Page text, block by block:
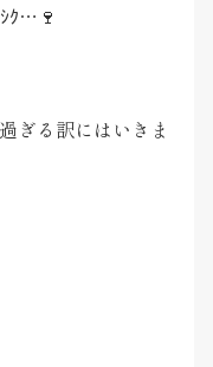
ｸ…🍷
ぎる訳にはいきま